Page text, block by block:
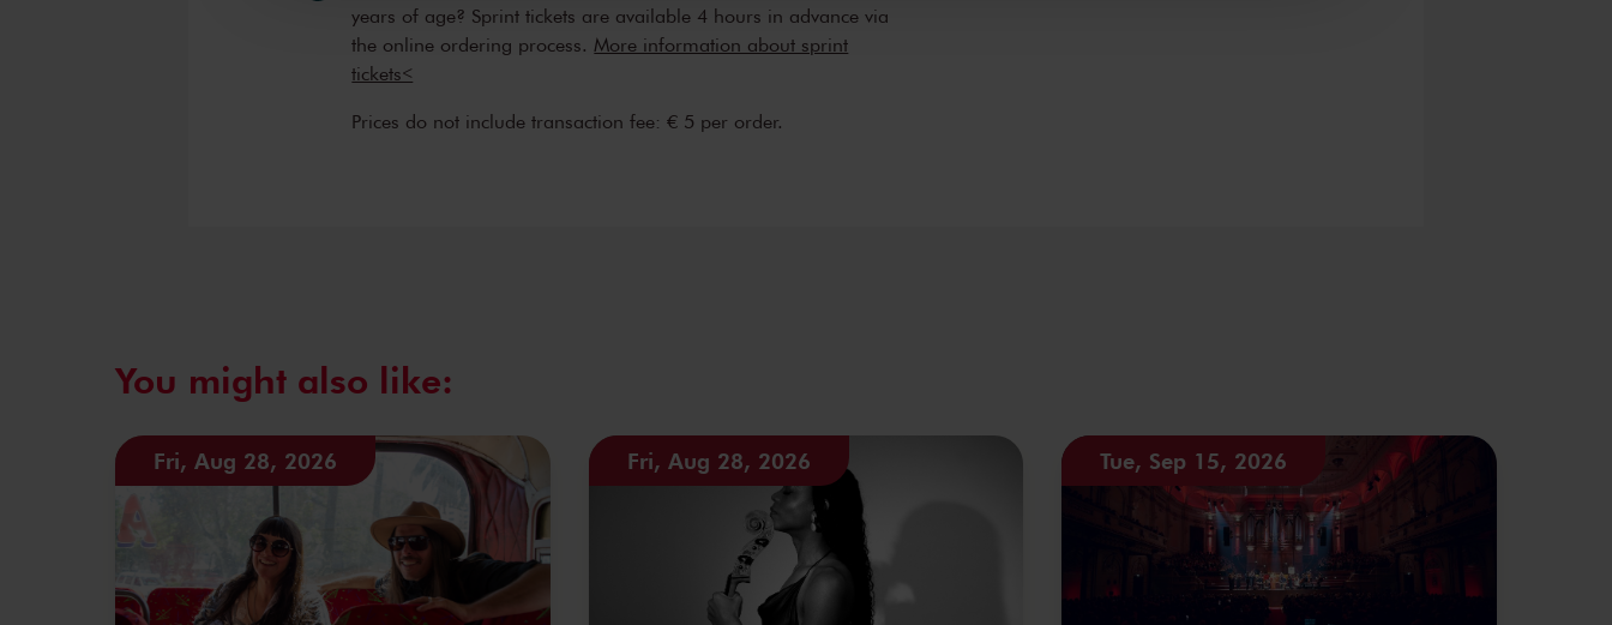
years of age? Sprint tickets are available 4 hours in advance via
the online ordering process. More information about sprint
tickets<
Prices do not include transaction fee: € 5 per order.
You might also like:
Fri, Aug 28, 2026 Fri, Aug 28, 2026 Tue, Sep 15, 2026